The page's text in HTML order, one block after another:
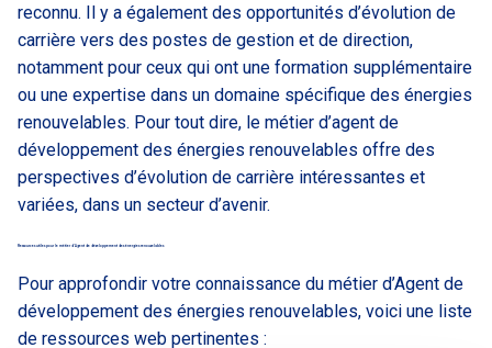
reconnu. Il y a également des opportunités d’évolution de
carrière vers des postes de gestion et de direction,
notamment pour ceux qui ont une formation supplémentaire
ou une expertise dans un domaine spécifique des énergies
renouvelables. Pour tout dire, le métier d’agent de
développement des énergies renouvelables offre des
perspectives d’évolution de carrière intéressantes et
variées, dans un secteur d’avenir.
Ressources utiles pour le métier d’Agent de développement des énergies renouvelables
Pour approfondir votre connaissance du métier d’Agent de
développement des énergies renouvelables, voici une liste
de ressources web pertinentes :